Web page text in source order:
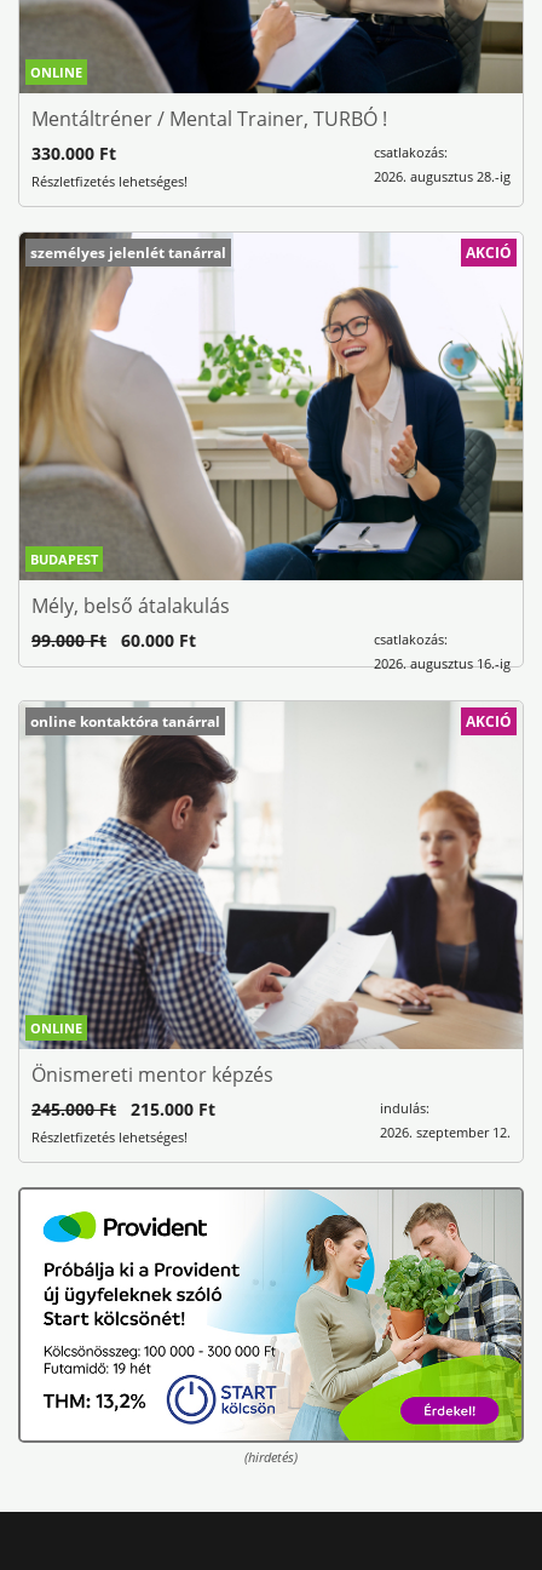
ONLINE
Mentáltréner / Mental Trainer, TURBÓ !
csatlakozás:
2026. augusztus 28.-ig
330.000 Ft
Részletfizetés lehetséges!
BUDAPEST
személyes jelenlét tanárral AKCIÓ
Mély, belső átalakulás
csatlakozás:
2026. augusztus 16.-ig
99.000 Ft 60.000 Ft
ONLINE
online kontaktóra tanárral AKCIÓ
Önismereti mentor képzés
indulás:
2026. szeptember 12.
245.000 Ft 215.000 Ft
Részletfizetés lehetséges!
(hirdetés)